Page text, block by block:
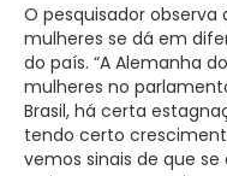
O pesquisador
mulheres se dá em
do país. “A Alemanha
mulheres no
Brasil, há certa
tendo certo
vemos sinais de que